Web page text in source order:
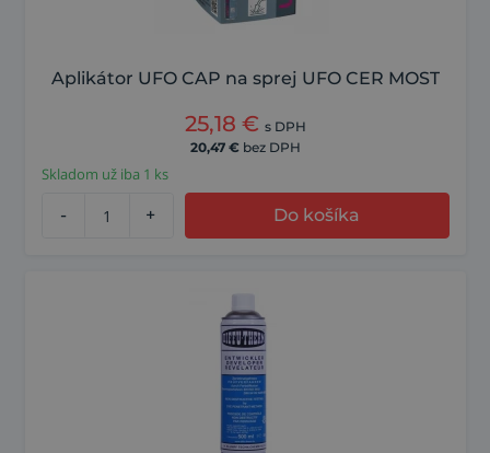
Aplikátor UFO CAP na sprej UFO CER MOST
25,18 € s DPH
20,47 € bez DPH
Skladom už iba 1 ks
- + Do košíka